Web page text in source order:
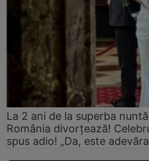
La 2 ani de la superba
România divorțează!
spus adio! „Da, este